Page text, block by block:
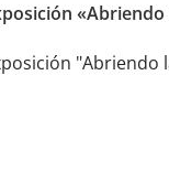
«Abriendo
"Abriendo